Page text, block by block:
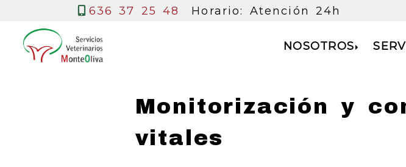
636 37 25 48 Horario: Atención 24h
NOSOTROS
Monitorización y
vitales